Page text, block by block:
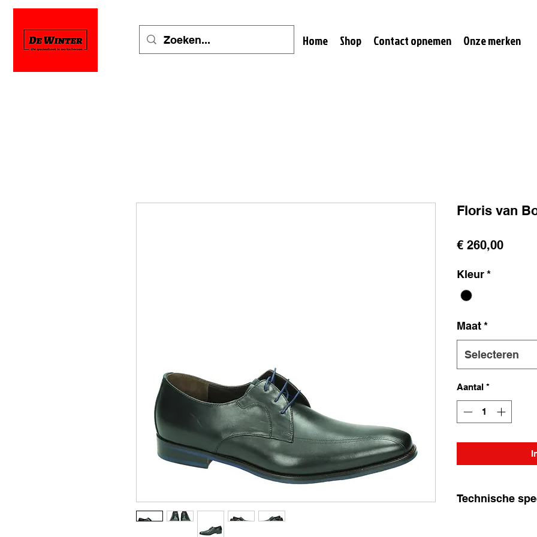
Home Shop Contact opnemen Onze merken
Floris van
€ 260,00Prijs
Kleur*
Maat*
Selecteren
Aantal *
Technische